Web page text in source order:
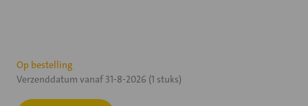
Huidige
voorraad:
Op bestelling
Verzenddatum vanaf 31-8-2026 (1 stuks)